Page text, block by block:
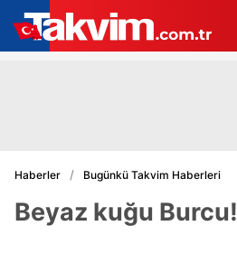
Haberler Bugünkü Takvim Haberleri
Beyaz kuğu Burcu!